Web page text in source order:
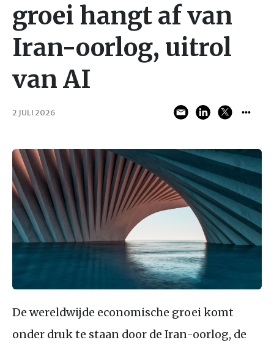
groei hangt af van
Iran-oorlog, uitrol
van AI
2 JULI 2026
De wereldwijde economische groei komt
onder druk te staan door de Iran-oorlog, de